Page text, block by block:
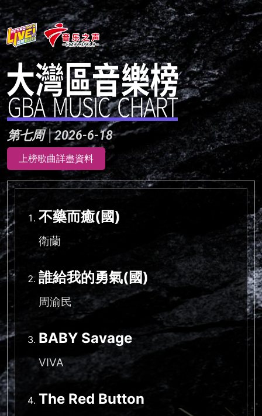
第七周 │2026-6-18
上榜歌曲詳盡資料
不藥而癒(國)
衛蘭
誰給我的勇氣(國)
周渝民
BABY Savage
VIVA
The Red Button